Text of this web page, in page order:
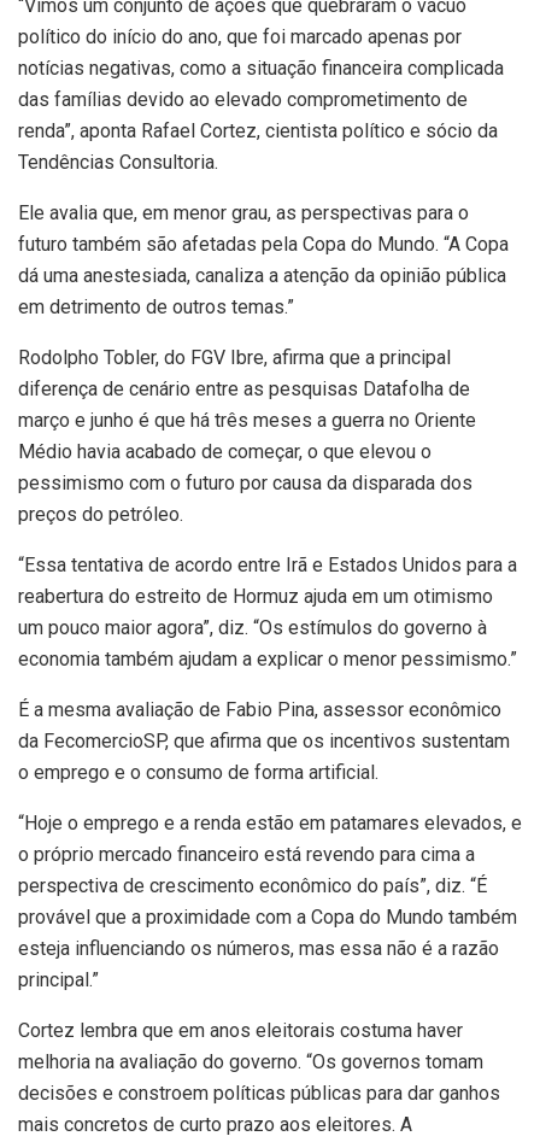
“Vimos um conjunto de ações que quebraram o vácuo
político do início do ano, que foi marcado apenas por
notícias negativas, como a situação financeira complicada
das famílias devido ao elevado comprometimento de
renda”, aponta Rafael Cortez, cientista político e sócio da
Tendências Consultoria.
Ele avalia que, em menor grau, as perspectivas para o
futuro também são afetadas pela Copa do Mundo. “A Copa
dá uma anestesiada, canaliza a atenção da opinião pública
em detrimento de outros temas.”
Rodolpho Tobler, do FGV Ibre, afirma que a principal
diferença de cenário entre as pesquisas Datafolha de
março e junho é que há três meses a guerra no Oriente
Médio havia acabado de começar, o que elevou o
pessimismo com o futuro por causa da disparada dos
preços do petróleo.
“Essa tentativa de acordo entre Irã e Estados Unidos para a
reabertura do estreito de Hormuz ajuda em um otimismo
um pouco maior agora”, diz. “Os estímulos do governo à
economia também ajudam a explicar o menor pessimismo.”
É a mesma avaliação de Fabio Pina, assessor econômico
da FecomercioSP, que afirma que os incentivos sustentam
o emprego e o consumo de forma artificial.
“Hoje o emprego e a renda estão em patamares elevados, e
o próprio mercado financeiro está revendo para cima a
perspectiva de crescimento econômico do país”, diz. “É
provável que a proximidade com a Copa do Mundo também
esteja influenciando os números, mas essa não é a razão
principal.”
Cortez lembra que em anos eleitorais costuma haver
melhoria na avaliação do governo. “Os governos tomam
decisões e constroem políticas públicas para dar ganhos
mais concretos de curto prazo aos eleitores. A